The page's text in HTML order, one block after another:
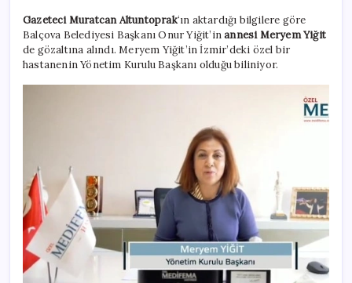
Gazeteci Muratcan Altuntoprak‘ın aktardığı bilgilere göre
Balçova Belediyesi Başkanı Onur Yiğit’inannesi MeryemYiğit
de gözaltına alındı. Meryem Yiğit’in İzmir’deki özel bir
hastanenin Yönetim Kurulu Başkanı olduğu biliniyor.